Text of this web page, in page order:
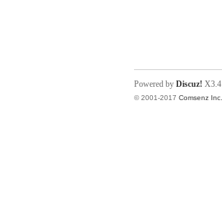
Powered by Discuz! X3.4
© 2001-2017 Comsenz Inc.